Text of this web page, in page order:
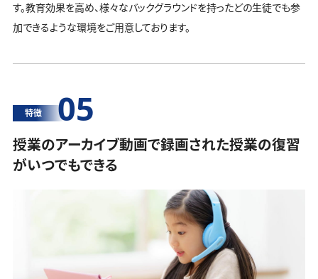
す。教育効果を高め、様々なバックグラウンドを持ったどの生徒でも参
加できるような環境をご用意しております。
特徴 05
授業のアーカイブ動画で録画された授業の復習
がいつでもできる